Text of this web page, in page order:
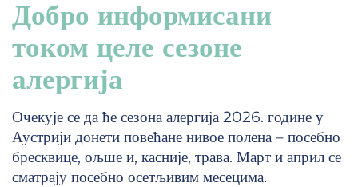
Добро информисани
током целе сезоне
алергија
Очекује се да ће сезона алергија 2026. године у
Аустрији донети повећане нивое полена – посебно
бресквице, ољше и, касније, трава. Март и април се
сматрају посебно осетљивим месецима.